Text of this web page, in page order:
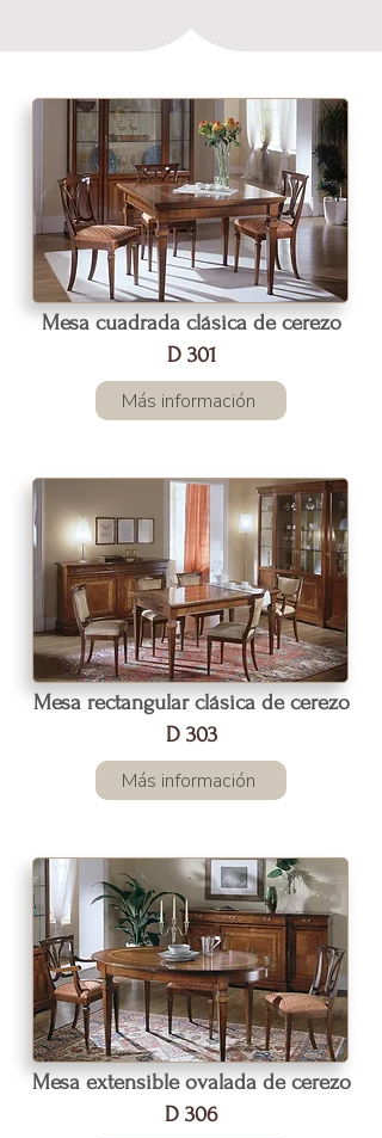
Mesa cuadrada clásica de cerezo
D 301
Más información
Mesa rectangular clásica de cerezo
D 303
Más información
Mesa extensible ovalada de cerezo
D 306